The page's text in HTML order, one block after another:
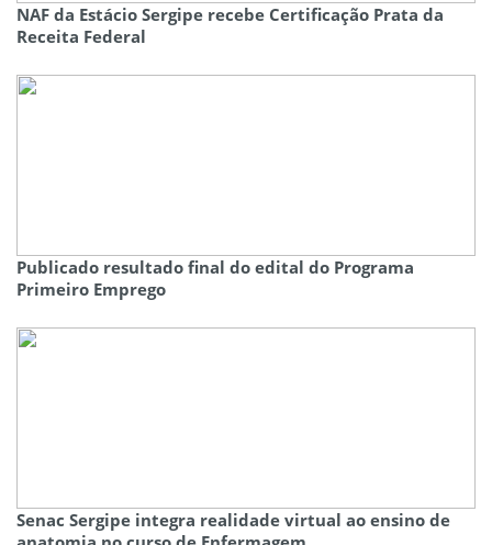
NAF da Estácio Sergipe recebe Certificação Prata da
Receita Federal
Publicado resultado final do edital do Programa
Primeiro Emprego
Senac Sergipe integra realidade virtual ao ensino de